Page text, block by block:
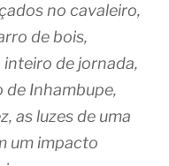
no cavaleiro,
de bois,
inteiro de jornada,
de Inhambupe,
as luzes de uma
um impacto